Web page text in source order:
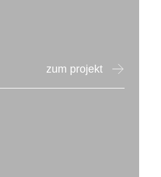
zum projekt